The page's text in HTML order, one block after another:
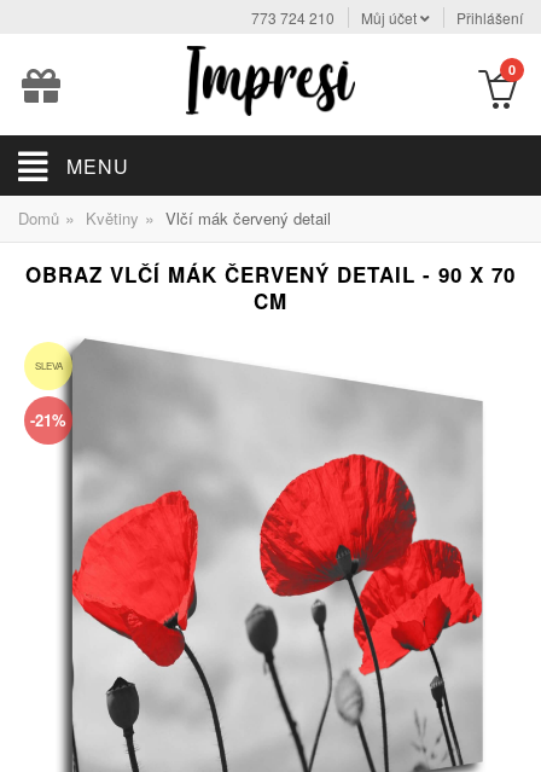
773 724 210 Můj účet Přihlášení
0
MENU
Domů » Květiny » Vlčí mák červený detail
OBRAZ VLČÍ MÁK ČERVENÝ DETAIL - 90 X 70
CM
SLEVA
-21%